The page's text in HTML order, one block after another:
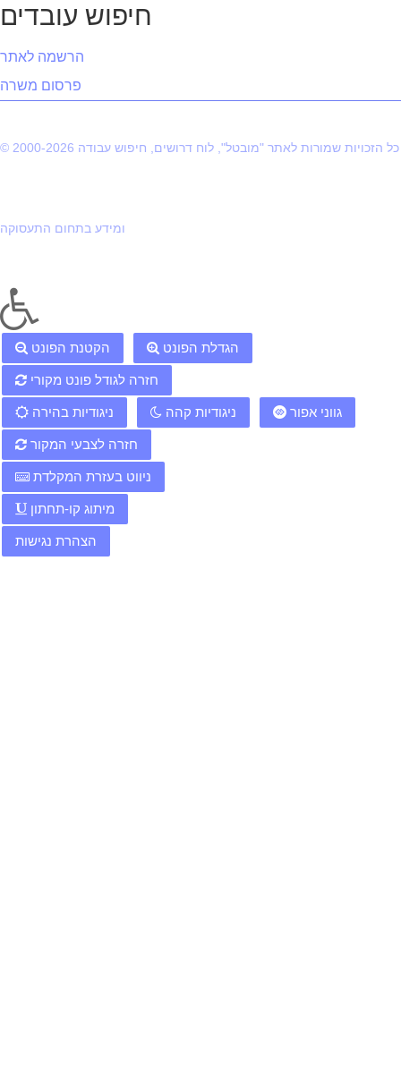
חיפוש עובדים
הרשמה לאתר
פרסום משרה
© 2000-2026 כל הזכויות שמורות לאתר "מובטל", לוח דרושים, חיפוש עבודה
ומידע בתחום התעסוקה
הקטנת הפונט הגדלת הפונט
חזרה לגודל פונט מקורי
ניגודיות בהירה ניגודיות קהה גווני אפור
חזרה לצבעי המקור
ניווט בעזרת המקלדת
מיתוג קו-תחתון
הצהרת נגישות